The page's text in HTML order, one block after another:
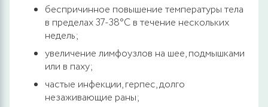
беспричинное повышение температуры тела
в пределах 37-38°C в течение нескольких
недель;
увеличение лимфоузлов на шее, подмышками
или в паху;
частые инфекции, герпес, долго
незаживающие раны;